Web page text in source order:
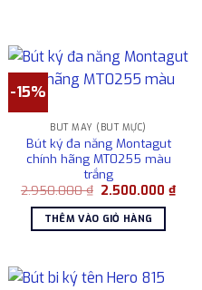
-15%
BÚT MÁY (BÚT MỰC)
Bút ký đa năng Montagut
chính hãng MT0255 màu
trắng
2.950.000₫ Giá
là:
2.950.000 ₫.
2.500.000₫Giá
THÊM VÀO GIỎ HÀNG